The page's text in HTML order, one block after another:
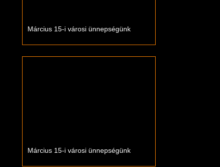
Március 15-i városi ünnepségünk
Március 15-i városi ünnepségünk